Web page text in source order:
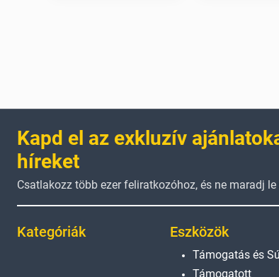
Kapd el az exkluzív
híreket
Csatlakozz több ezer feliratkozóhoz, és ne maradj
Kategóriák Eszközök
Támogatás és
Támogatott